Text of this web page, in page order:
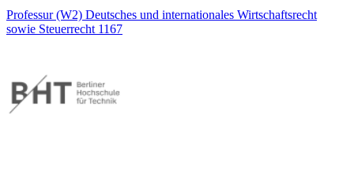
Professur (W2) Deutsches und internationales Wirtschaftsrecht
sowie Steuerrecht 1167